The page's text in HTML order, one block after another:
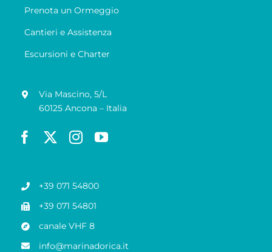
Prenota un Ormeggio
Cantieri e Assistenza
Escursioni e Charter
Via Mascino, 5/L
60125 Ancona – Italia
+39 071 54800
+39 071 54801
canale VHF 8
info@marinadorica.it